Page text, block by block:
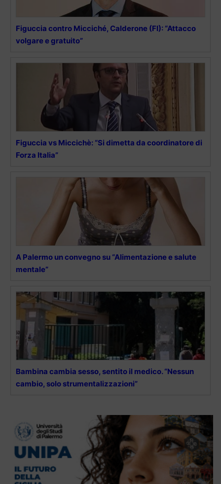
Figuccia contro Micciché, Calderone (FI): “Attacco
volgare e gratuito”
Figuccia vs Miccichè: “Si dimetta da coordinatore di
Forza Italia”
A Palermo un convegno su “Alimentazione e salute
mentale”
Bambina cambia sesso, sentito il medico. “Nessun
cambio, solo strumentalizzazioni”